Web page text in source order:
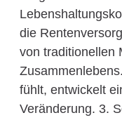
die
von traditionellen
fühlt, entwickelt
Veränderung. 3.